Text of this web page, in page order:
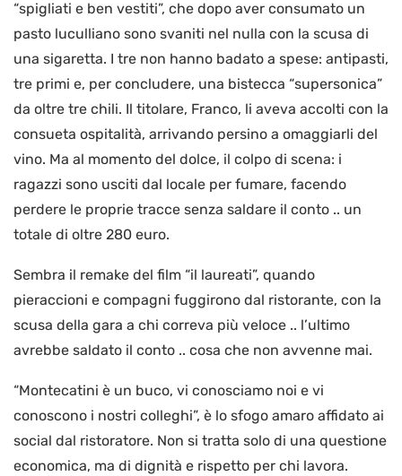
“spigliati e ben vestiti”, che dopo aver consumato un
pasto luculliano sono svaniti nel nulla con la scusa di
una sigaretta. I tre non hanno badato a spese: antipasti,
tre primi e, per concludere, una bistecca “supersonica”
da oltre tre chili. Il titolare, Franco, li aveva accolti con la
consueta ospitalità, arrivando persino a omaggiarli del
vino. Ma al momento del dolce, il colpo di scena: i
ragazzi sono usciti dal locale per fumare, facendo
perdere le proprie tracce senza saldare il conto .. un
totale di oltre 280 euro.
Sembra il remake del film “il laureati”, quando
pieraccioni e compagni fuggirono dal ristorante, con la
scusa della gara a chi correva più veloce .. l’ultimo
avrebbe saldato il conto .. cosa che non avvenne mai.
“Montecatini è un buco, vi conosciamo noi e vi
conoscono i nostri colleghi”, è lo sfogo amaro affidato ai
social dal ristoratore. Non si tratta solo di una questione
economica, ma di dignità e rispetto per chi lavora.